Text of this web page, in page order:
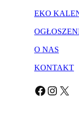
EKO
O NAS
KONTAKT
Facebook Instagram X